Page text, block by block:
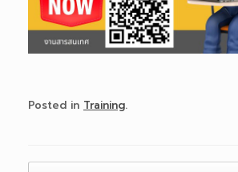
Posted in Training.